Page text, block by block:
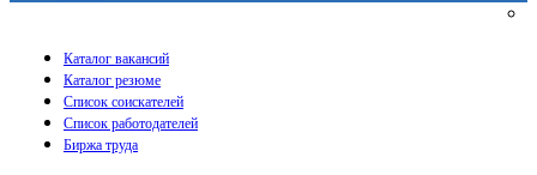
Каталог вакансий
Каталог резюме
Список соискателей
Список работодателей
Биржа труда